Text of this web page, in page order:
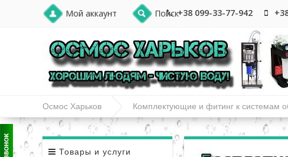
Мой аккаунт Поиск+38 099-33-77-942
Осмос Харьков Комплектующие и фитинг к системам
Обратный клапан с металлическим сердечником 1/4”QC-1/8”НР;
Товары и услуги